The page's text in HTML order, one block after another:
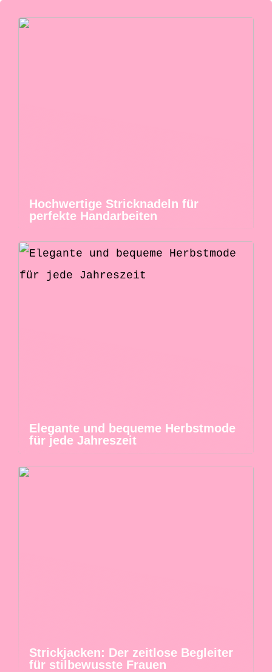
Hochwertige Stricknadeln für
perfekte Handarbeiten
Elegante und bequeme Herbstmode
für jede Jahreszeit
Strickjacken: Der zeitlose Begleiter
für stilbewusste Frauen